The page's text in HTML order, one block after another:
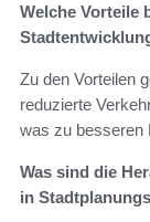
Welche Vorteile
Zu den Vorteilen
reduzierte
was zu besseren
Was sind die
in